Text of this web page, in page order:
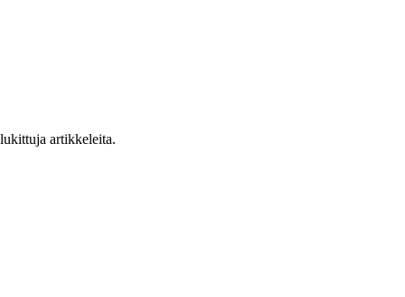
artikkeleita.